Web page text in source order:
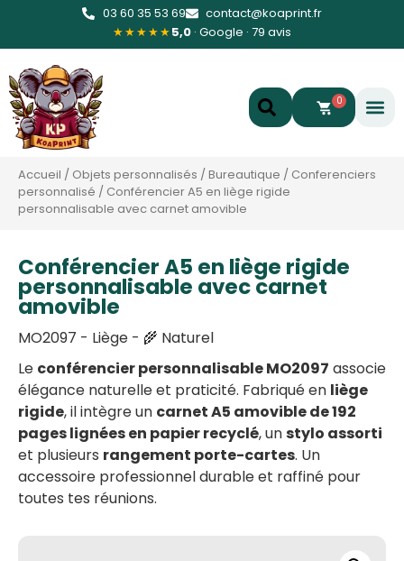
03 60 35 53 69
contact@koaprint.fr
★★★★★5,0 · Google · 79 avis
0
Accueil / Objets personnalisés /Bureautique / Conferenciers
personnalisé / Conférencier A5 en liège rigide
personnalisable avec carnet amovible
Conférencier A5 en liège rigide
personnalisable avec carnet
amovible
MO2097 - Liège - 🌾 Naturel
Le conférencier personnalisable MO2097 associe
élégance naturelle et praticité. Fabriqué en liège
rigide, il intègre un carnet A5 amovible de 192
pages lignées en papier recyclé, unstylo assorti
et plusieurs rangement porte-cartes. Un
accessoire professionnel durable et raffiné pour
toutes tes réunions.